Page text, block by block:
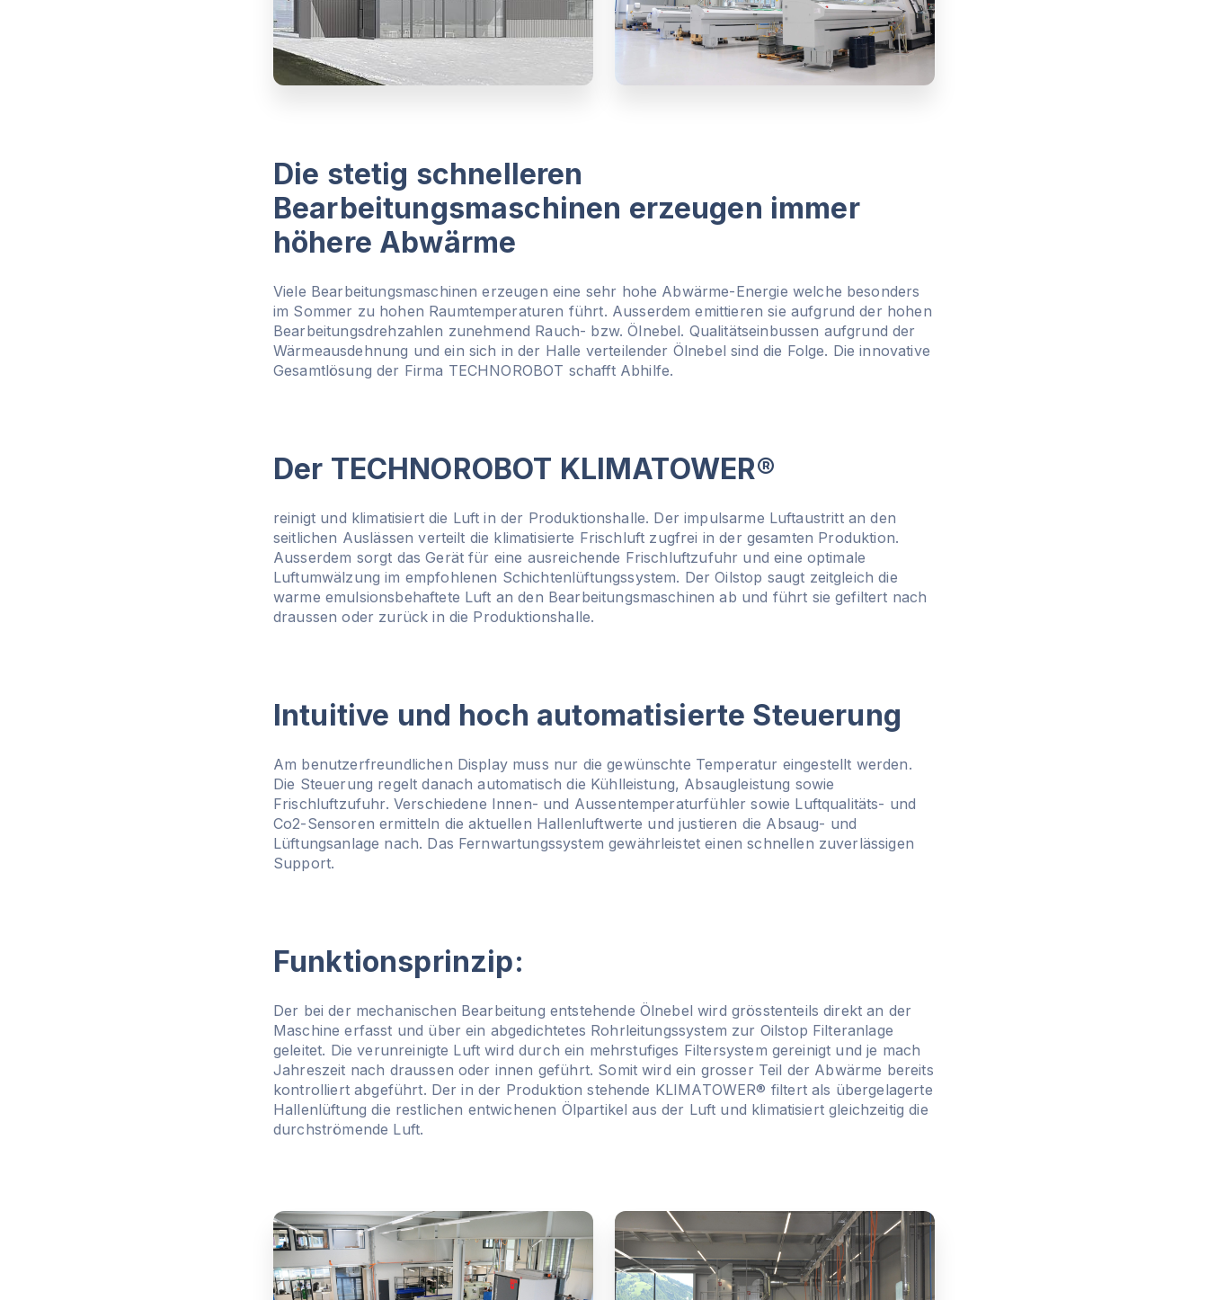
Die stetig schnelleren
Bearbeitungsmaschinen erzeugen immer
höhere Abwärme
Viele Bearbeitungsmaschinen erzeugen eine sehr hohe Abwärme-Energie welche besonders
im Sommer zu hohen Raumtemperaturen führt. Ausserdem emittieren sie aufgrund der hohen
Bearbeitungsdrehzahlen zunehmend Rauch- bzw. Ölnebel. Qualitätseinbussen aufgrund der
Wärmeausdehnung und ein sich in der Halle verteilender Ölnebel sind die Folge. Die innovative
Gesamtlösung der Firma TECHNOROBOT schafft Abhilfe.
Der TECHNOROBOT KLIMATOWER®
reinigt und klimatisiert die Luft in der Produktionshalle. Der impulsarme Luftaustritt an den
seitlichen Auslässen verteilt die klimatisierte Frischluft zugfrei in der gesamten Produktion.
Ausserdem sorgt das Gerät für eine ausreichende Frischluftzufuhr und eine optimale
Luftumwälzung im empfohlenen Schichtenlüftungssystem. Der Oilstop saugt zeitgleich die
warme emulsionsbehaftete Luft an den Bearbeitungsmaschinen ab und führt sie gefiltert nach
draussen oder zurück in die Produktionshalle.
Intuitive und hoch automatisierte Steuerung
Am benutzerfreundlichen Display muss nur die gewünschte Temperatur eingestellt werden.
Die Steuerung regelt danach automatisch die Kühlleistung, Absaugleistung sowie
Frischluftzufuhr. Verschiedene Innen- und Aussentemperaturfühler sowie Luftqualitäts- und
Co2-Sensoren ermitteln die aktuellen Hallenluftwerte und justieren die Absaug- und
Lüftungsanlage nach. Das Fernwartungssystem gewährleistet einen schnellen zuverlässigen
Support.
Funktionsprinzip:
Der bei der mechanischen Bearbeitung entstehende Ölnebel wird grösstenteils direkt an der
Maschine erfasst und über ein abgedichtetes Rohrleitungssystem zur Oilstop Filteranlage
geleitet. Die verunreinigte Luft wird durch ein mehrstufiges Filtersystem gereinigt und je mach
Jahreszeit nach draussen oder innen geführt. Somit wird ein grosser Teil der Abwärme bereits
kontrolliert abgeführt. Der in der Produktion stehende KLIMATOWER® filtert als übergelagerte
Hallenlüftung die restlichen entwichenen Ölpartikel aus der Luft und klimatisiert gleichzeitig die
durchströmende Luft.